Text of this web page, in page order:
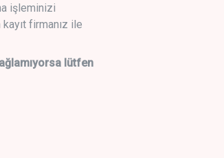
işleminizi
firmanız ile
lütfen